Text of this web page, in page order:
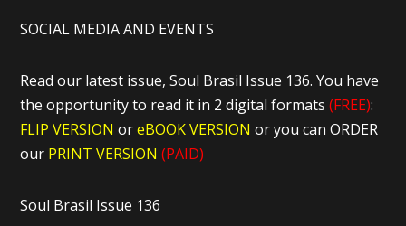
SOCIAL MEDIA AND EVENTS
Read our latest issue, Soul Brasil Issue 136. You have
the opportunity to read it in 2 digital formats(FREE):
FLIP VERSION oreBOOK VERSIONor you can ORDER
our PRINT VERSION (PAID)
Soul Brasil Issue 136